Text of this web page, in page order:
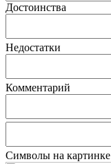
Достоинства
Недостатки
Комментарий
Символы на картинке